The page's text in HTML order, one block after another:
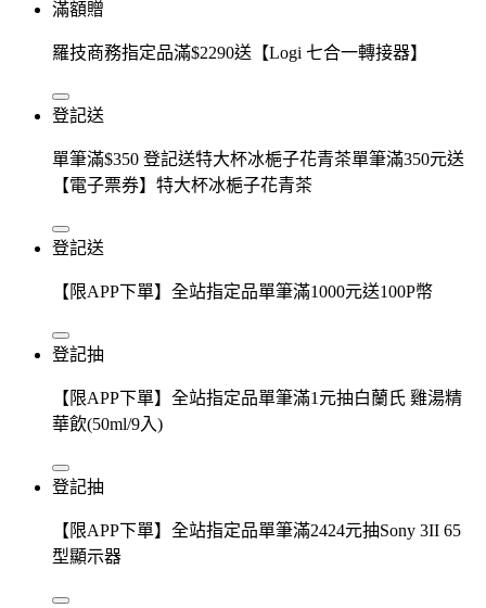
滿額贈
羅技商務指定品滿$2290送【Logi 七合一轉接器】
登記送
單筆滿$350 登記送特大杯冰梔子花青茶單筆滿350元送
【電子票券】特大杯冰梔子花青茶
登記送
【限APP下單】全站指定品單筆滿1000元送100P幣
登記抽
【限APP下單】全站指定品單筆滿1元抽白蘭氏 雞湯精
華飲(50ml/9入)
登記抽
【限APP下單】全站指定品單筆滿2424元抽Sony 3II 65
型顯示器